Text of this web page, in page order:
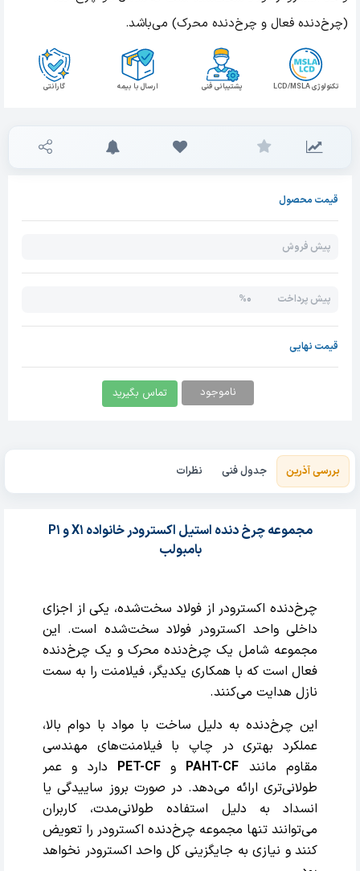
(چرخ‌دنده فعال و چرخ‌دنده محرک) می‌باشد.
گارانتی ارسال با بیمه پشتیبانی فنی تکنولوژی LCD/MSLA
قیمت محصول
پیش فروش
پیش پرداخت 0%
قیمت نهایی
ناموجود تماس بگیرید
بررسی آذرین جدول فنی نظرات
مجموعه چرخ دنده استیل اکسترودر خانواده X1 و P1
بامبولب
چرخ‌دنده اکسترودر از فولاد سخت‌شده، یکی از اجزای
داخلی واحد اکسترودر فولاد سخت‌شده است. این
مجموعه شامل یک چرخ‌دنده محرک و یک چرخ‌دنده
فعال است که با همکاری یکدیگر، فیلامنت را به سمت
نازل هدایت می‌کنند.
این چرخ‌دنده به دلیل ساخت با مواد با دوام بالا،
عملکرد بهتری در چاپ با فیلامنت‌های مهندسی
مقاوم مانند PAHT-CF وPET-CF دارد و عمر
طولانی‌تری ارائه می‌دهد. در صورت بروز ساییدگی یا
انسداد به دلیل استفاده طولانی‌مدت، کاربران
می‌توانند تنها مجموعه چرخ‌دنده اکسترودر را تعویض
کنند و نیازی به جایگزینی کل واحد اکسترودر نخواهد